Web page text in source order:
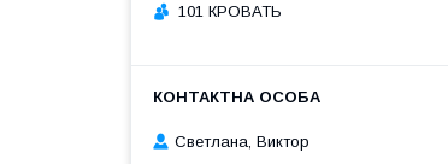
101 КРОВАТЬ
Светлана, Виктор